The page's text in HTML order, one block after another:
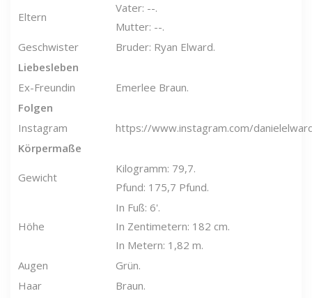
Eltern
Vater: --.
Mutter: --.
Geschwister
Bruder: Ryan Elward.
Liebesleben
Ex-Freundin
Emerlee Braun.
Folgen
Instagram
https://www.instagram.com/
Körpermaße
Gewicht
Kilogramm: 79,7.
Pfund: 175,7 Pfund.
Höhe
In Fuß: 6'.
In Zentimetern: 182 cm.
In Metern: 1,82 m.
Augen
Grün.
Haar
Braun.